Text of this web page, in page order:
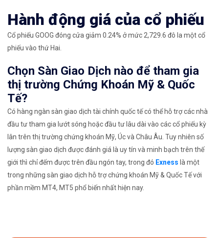
Hành động giá của cổ phiếu
Cổ phiếu GOOG đóng cửa giảm 0.24% ở mức 2,729.6 đô la một cổ
phiếu vào thứ Hai.
Chọn Sàn Giao Dịch nào để tham gia
thị trường Chứng Khoán Mỹ & Quốc
Tế?
Có hàng ngàn sàn giao dịch tài chính quốc tế có thể hỗ trợ các nhà
đầu tư tham gia lướt sóng hoặc đầu tư lâu dài vào các cổ phiếu kỳ
lân trên thị trường chứng khoán Mỹ, Úc và Châu Âu. Tuy nhiên số
lượng sàn giao dịch được đánh giá là uy tín và minh bạch trên thế
giới thì chỉ đếm được trên đầu ngón tay, trong đó Exness là một
trong những sàn giao dịch hỗ trợ chứng khoán Mỹ & Quốc Tế với
phần mềm MT4, MT5 phổ biến nhất hiện nay.